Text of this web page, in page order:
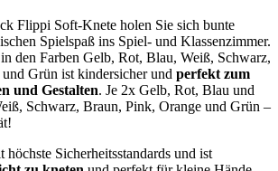
Flippi Soft-Knete holen Sie sich bunte
Spielspaß ins Spiel- und Klassenzimmer.
den Farben Gelb, Rot, Blau, Weiß, Schwarz,
Grün ist kindersicher und perfekt zum
und Gestalten. Je 2x Gelb, Rot, Blau und
Schwarz, Braun, Pink, Orange und Grün –
Sicherheitsstandards und ist